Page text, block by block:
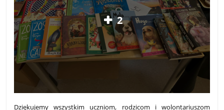
2
Dziękujemy wszystkim uczniom, rodzicom i wolontariuszom